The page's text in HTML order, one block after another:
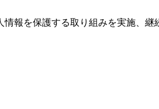
報を保護する取り組みを実施、継